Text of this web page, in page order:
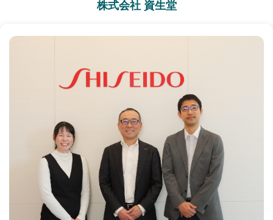
株式会社 資生堂